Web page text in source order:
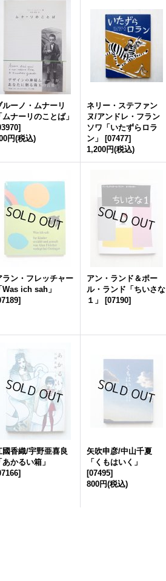
ルーノ・ムナーリ
ムナーリのことば」
]
円(税込)
ネリー・ステファン
ヌ/アンドレ・フラン
ソワ「いたずらロラ
ン」
[07477]
1,200円(税込)
ラン・フレッチャー
Was ich sah」
]
アン・ランド＆ポー
ル・ランド「ちいさな
１」
[07190]
國香織/宇野亜喜良
あかるい箱」
]
矢吹申彦/中山千夏
「くもはいく」
[07495]
800円(税込)